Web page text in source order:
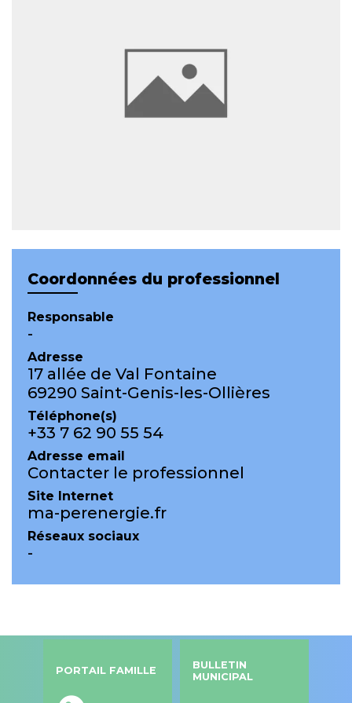
Coordonnées du professionnel
Responsable
-
Adresse
17 allée de Val Fontaine
69290 Saint-Genis-les-Ollières
Téléphone(s)
+33 7 62 90 55 54
Adresse email
Contacter le professionnel
Site Internet
ma-perenergie.fr
Réseaux sociaux
-
PORTAIL FAMILLE
BULLETIN
MUNICIPAL